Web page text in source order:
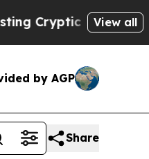
Biblical View all
by AGP
Share